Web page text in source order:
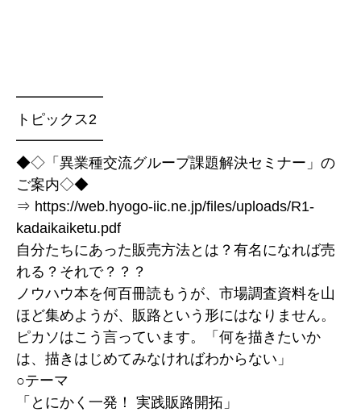
━━━━━━
トピックス2
━━━━━━
◆◇「異業種交流グループ課題解決セミナー」の
ご案内◇◆
⇒ https://web.hyogo-iic.ne.jp/files/uploads/R1-
kadaikaiketu.pdf
自分たちにあった販売方法とは？有名になれば売
れる？それで？？？
ノウハウ本を何百冊読もうが、市場調査資料を山
ほど集めようが、販路という形にはなりません。
ピカソはこう言っています。「何を描きたいか
は、描きはじめてみなければわからない」
○テーマ
「とにかく一発！ 実践販路開拓」